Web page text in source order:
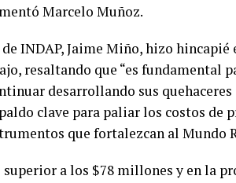
Marcelo Muñoz.
INDAP, Jaime Miño, hizo
resaltando que “es fundamental
desarrollando sus
clave para paliar los costos de
que fortalezcan al Mundo
a los $78 millones y en la